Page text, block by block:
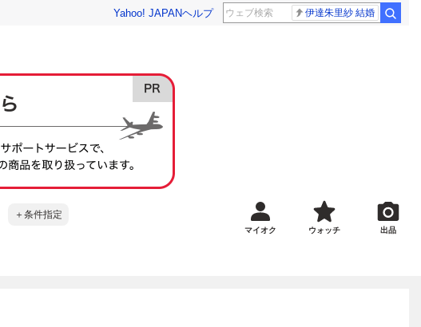
Yahoo! JAPANヘルプ 伊達朱里紗 結婚
＋条件指定
マイオク ウォッチ 出品